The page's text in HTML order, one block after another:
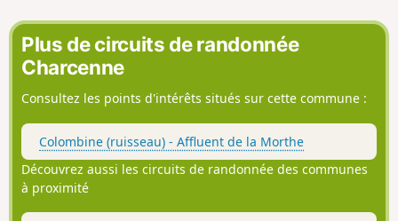
Plus de circuits de randonnée
Charcenne
Consultez les points d'intérêts situés sur cette commune :
Colombine (ruisseau) - Affluent de la Morthe
Découvrez aussi les circuits de randonnée des communes
à proximité